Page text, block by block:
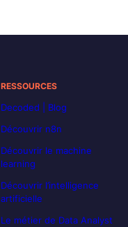
RESSOURCES
Decoded | Blog
Découvrir n8n
Découvrir le machine
learning
Découvrir l’intelligence
artificielle
Le métier de Data Analyst